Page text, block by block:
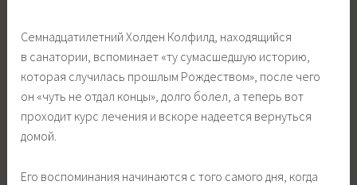
Семнадцатилетний Холден Колфилд, находящийся
в санатории, вспоминает «ту сумасшедшую историю,
которая случилась прошлым Рождеством», после чего
он «чуть не отдал концы», долго болел, а теперь вот
проходит курс лечения и вскоре надеется вернуться
домой.
Его воспоминания начинаются с того самого дня, когда